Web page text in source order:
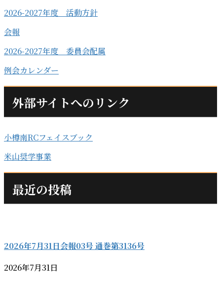
2026-2027年度 活動方針
会報
2026-2027年度 委員会配属
例会カレンダー
外部サイトへのリンク
小樽南RCフェイスブック
米山奨学事業
最近の投稿
2026年7月31日会報03号 通巻第3136号
2026年7月31日